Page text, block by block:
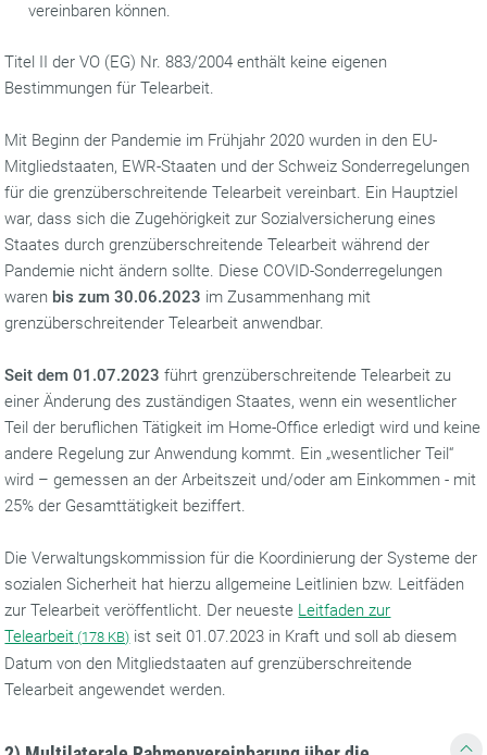
vereinbaren können.
Titel II der VO (EG) Nr. 883/2004 enthält keine eigenen
Bestimmungen für Telearbeit.
Mit Beginn der Pandemie im Frühjahr 2020 wurden in den EU-
Mitgliedstaaten, EWR-Staaten und der Schweiz Sonderregelungen
für die grenzüberschreitende Telearbeit vereinbart. Ein Hauptziel
war, dass sich die Zugehörigkeit zur Sozialversicherung eines
Staates durch grenzüberschreitende Telearbeit während der
Pandemie nicht ändern sollte. Diese COVID-Sonderregelungen
waren bis zum 30.06.2023 im Zusammenhang mit
grenzüberschreitender Telearbeit anwendbar.
Seit dem 01.07.2023 führt grenzüberschreitende Telearbeit zu
einer Änderung des zuständigen Staates, wenn ein wesentlicher
Teil der beruflichen Tätigkeit im Home-Office erledigt wird und keine
andere Regelung zur Anwendung kommt. Ein „wesentlicher Teil“
wird – gemessen an der Arbeitszeit und/oder am Einkommen - mit
25% der Gesamttätigkeit beziffert.
Die Verwaltungskommission für die Koordinierung der Systeme der
sozialen Sicherheit hat hierzu allgemeine Leitlinien bzw. Leitfäden
zur Telearbeit veröffentlicht. Der neueste Leitfaden zur
Telearbeit (178 KB) ist seit 01.07.2023 in Kraft und soll ab diesem
Datum von den Mitgliedstaaten auf grenzüberschreitende
Telearbeit angewendet werden.